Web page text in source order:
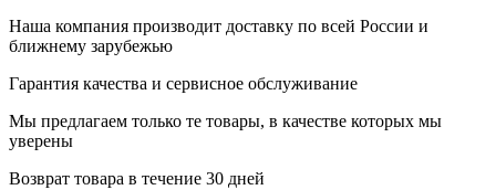
Наша компания производит доставку по всей России и
ближнему зарубежью
Гарантия качества и сервисное обслуживание
Мы предлагаем только те товары, в качестве которых мы
уверены
Возврат товара в течение 30 дней